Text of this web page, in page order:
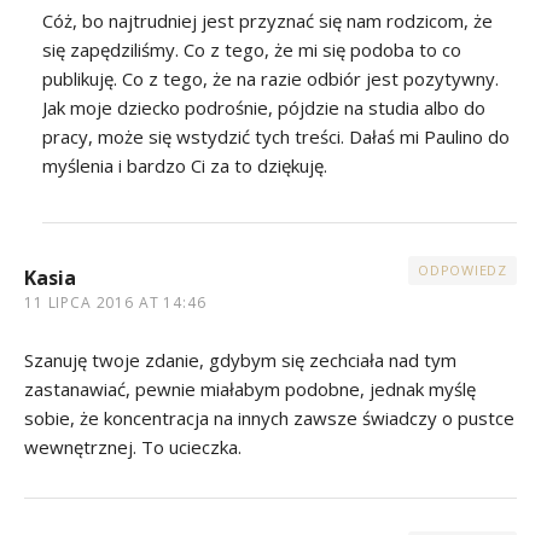
Cóż, bo najtrudniej jest przyznać się nam rodzicom, że
się zapędziliśmy. Co z tego, że mi się podoba to co
publikuję. Co z tego, że na razie odbiór jest pozytywny.
Jak moje dziecko podrośnie, pójdzie na studia albo do
pracy, może się wstydzić tych treści. Dałaś mi Paulino do
myślenia i bardzo Ci za to dziękuję.
Kasia
11 LIPCA 2016 AT 14:46
ODPOWIEDZ
Szanuję twoje zdanie, gdybym się zechciała nad tym
zastanawiać, pewnie miałabym podobne, jednak myślę
sobie, że koncentracja na innych zawsze świadczy o pustce
wewnętrznej. To ucieczka.